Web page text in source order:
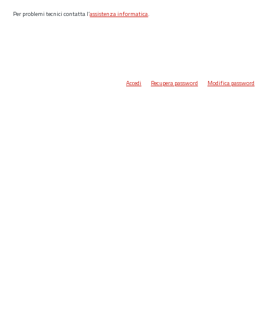
Per problemi tecnici contatta l’assistenza informatica.
Accedi Recupera password Modifica password